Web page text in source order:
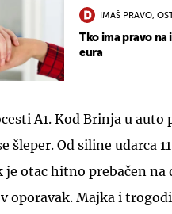
IMAŠ PRAVO,
Tko ima pravo na
eura
A1. Kod Brinja u auto
šleper. Od siline udarca
otac hitno prebačen na
oporavak. Majka i